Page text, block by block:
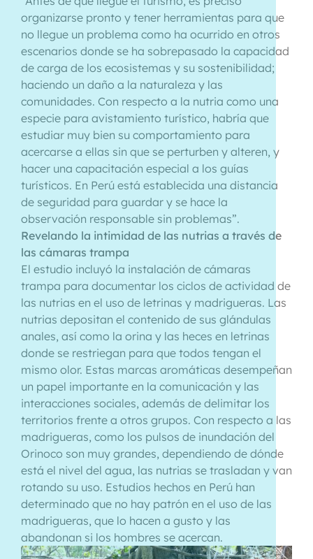
organizarse pronto y tener herramientas para que
no llegue un problema como ha ocurrido en otros
escenarios donde se ha sobrepasado la capacidad
de carga de los ecosistemas y su sostenibilidad;
haciendo un daño a la naturaleza y las
comunidades. Con respecto a la nutria como una
especie para avistamiento turístico, habría que
estudiar muy bien su comportamiento para
acercarse a ellas sin que se perturben y alteren, y
hacer una capacitación especial a los guías
turísticos. En Perú está establecida una distancia
de seguridad para guardar y se hace la
observación responsable sin problemas”.
Revelando la intimidad de las nutrias a través de
las cámaras trampa
El estudio incluyó la instalación de cámaras
trampa para documentar los ciclos de actividad de
las nutrias en el uso de letrinas y madrigueras. Las
nutrias depositan el contenido de sus glándulas
anales, así como la orina y las heces en letrinas
donde se restriegan para que todos tengan el
mismo olor. Estas marcas aromáticas desempeñan
un papel importante en la comunicación y las
interacciones sociales, además de delimitar los
territorios frente a otros grupos. Con respecto a las
madrigueras, como los pulsos de inundación del
Orinoco son muy grandes, dependiendo de dónde
está el nivel del agua, las nutrias se trasladan y van
rotando su uso. Estudios hechos en Perú han
determinado que no hay patrón en el uso de las
madrigueras, que lo hacen a gusto y las
abandonan si los hombres se acercan.